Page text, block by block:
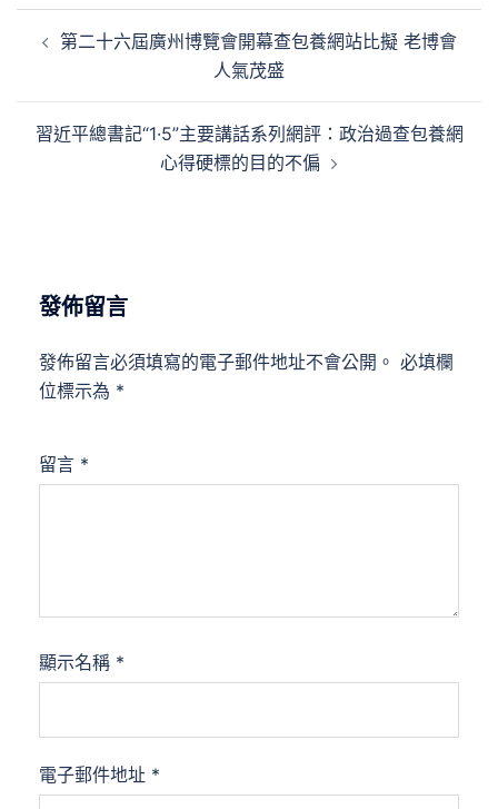
第二十六屆廣州博覽會開幕查包養網站比擬 老博會
人氣茂盛
習近平總書記“1·5”主要講話系列網評：政治過查包養網
心得硬標的目的不偏
發佈留言
發佈留言必須填寫的電子郵件地址不會公開。 必填欄
位標示為 *
留言 *
顯示名稱 *
電子郵件地址 *